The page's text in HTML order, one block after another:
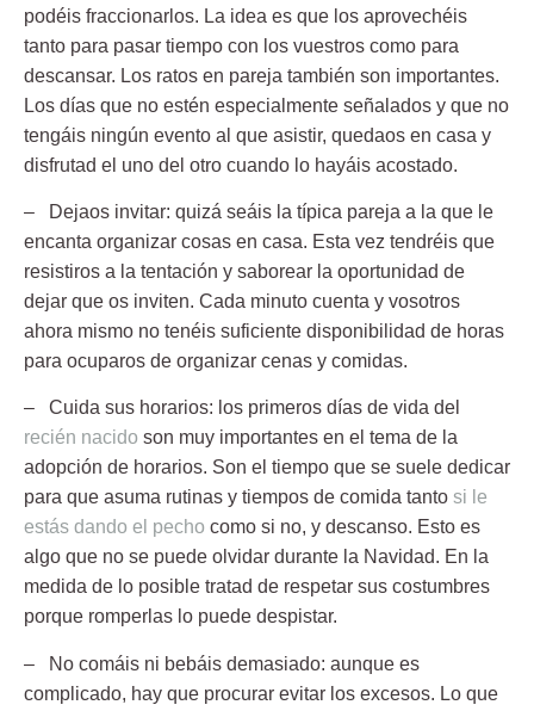
podéis fraccionarlos. La idea es que los aprovechéis
tanto para pasar tiempo con los vuestros como para
descansar. Los ratos en pareja también son importantes.
Los días que no estén especialmente señalados y que no
tengáis ningún evento al que asistir, quedaos en casa y
disfrutad el uno del otro cuando lo hayáis acostado.
– Dejaos invitar: quizá seáis la típica pareja a la que le
encanta organizar cosas en casa. Esta vez tendréis que
resistiros a la tentación y saborear la oportunidad de
dejar que os inviten. Cada minuto cuenta y vosotros
ahora mismo no tenéis suficiente disponibilidad de horas
para ocuparos de organizar cenas y comidas.
– Cuida sus horarios: los primeros días de vida del
recién nacido son muy importantes en el tema de la
adopción de horarios. Son el tiempo que se suele dedicar
para que asuma rutinas y tiempos de comida tanto si le
estás dando el pecho como si no, y descanso. Esto es
algo que no se puede olvidar durante la Navidad. En la
medida de lo posible tratad de respetar sus costumbres
porque romperlas lo puede despistar.
– No comáis ni bebáis demasiado: aunque es
complicado, hay que procurar evitar los excesos. Lo que